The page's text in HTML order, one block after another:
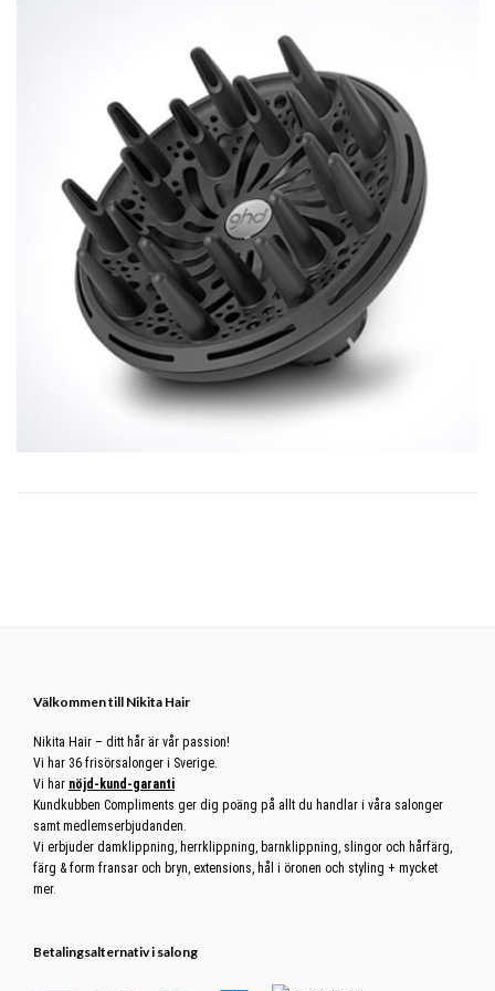
Footer
Välkommen till Nikita Hair
Nikita Hair – ditt hår är vår passion!
Vi har 36 frisörsalonger i Sverige.
Vi har nöjd-kund-garanti
Kundkubben Compliments ger dig poäng på allt du handlar i våra salonger
samt medlemserbjudanden.
Vi erbjuder damklippning, herrklippning, barnklippning, slingor och hårfärg,
färg & form fransar och bryn, extensions, hål i öronen och styling + mycket
mer.
Betalingsalternativ i salong